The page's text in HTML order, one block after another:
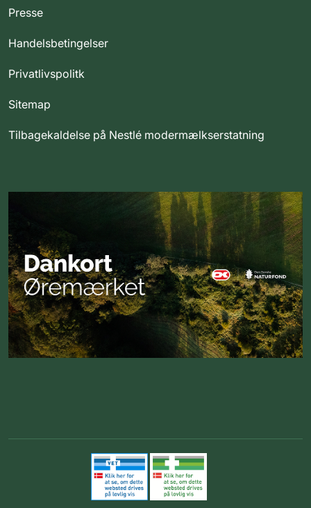
Presse
Handelsbetingelser
Privatlivspolitk
Sitemap
Tilbagekaldelse på Nestlé modermælkserstatning